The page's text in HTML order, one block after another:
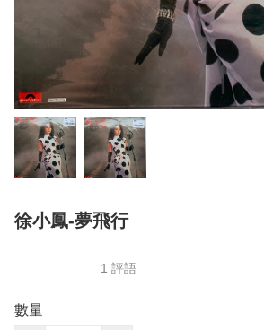
徐小鳳-夢飛行
1 評語
數量